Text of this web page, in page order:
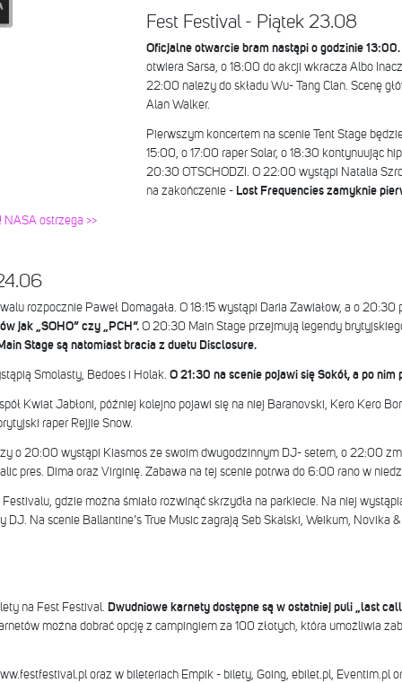
Fest Festival - Piątek 23.08
Oficjalne otwarcie bram nastąpi o godzinie 13:00.
otwiera Sarsa, o 18:00 do akcji wkracza Albo
22:00 należy do składu Wu- Tang Clan. Scenę
Alan Walker.
Pierwszym koncertem na scenie Tent Stage
15:00, o 17:00 raper Solar, o 18:30 kontynuując
20:30 OTSCHODZI. O 22:00 wystąpi Natalia
na zakończenie - Lost Frequencies zamyknie
NASA ostrzega >>
rozpocznie Paweł Domagała. O 18:15 wystąpi Daria Zawiałow, a o
jak „SOHO” czy „PCH”. O 20:30 Main Stage przejmują legendy
Stage są natomiast bracia z duetu Disclosure.
Smolasty, Bedoes i Holak. O 21:30 na scenie pojawi się Sokół, a po
Kwiat Jabłoni, później kolejno pojawi się na niej Baranovski, Kero Kero
raper Rejjie Snow.
o 20:00 wystąpi Kiasmos ze swoim dwugodzinnym DJ- setem, o 22:00
pres. Dima oraz Virginię. Zabawa na tej scenie potrwa do 6:00 rano w
gdzie można śmiało rozwinąć skrzydła na parkiecie. Na niej
DJ. Na scenie Ballantine’s True Music zagrają Seb Skalski, Weikum, Novika
na Fest Festival. Dwudniowe karnety dostępne są w ostatniej puli „last
można dobrać opcję z campingiem za 100 złotych, która umożliwia
oraz w bileteriach Empik - bilety, Going, ebilet.pl, Eventim.pl